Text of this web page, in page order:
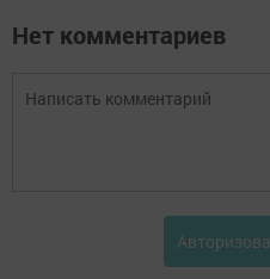
Нет комментариев